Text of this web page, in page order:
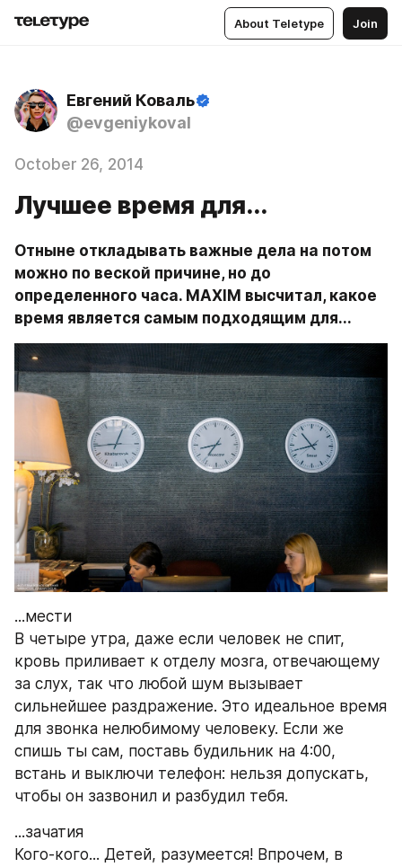
About Teletype Join
Евгений Коваль
@evgeniykoval
October 26, 2014
Лучшее время для...
Отныне откладывать важные дела на потом
можно по веской причине, но до
определенного часа. MAXIM высчитал, какое
время является самым подходящим для...
...мести
В четыре утра, даже если человек не спит,
кровь приливает к отделу мозга, отвечающему
за слух, так что любой шум вызывает
сильнейшее раздражение. Это идеальное время
для звонка нелюбимому человеку. Если же
спишь ты сам, поставь будильник на 4:00,
встань и выключи телефон: нельзя допускать,
чтобы он зазвонил и разбудил тебя.
...зачатия
Кого-кого... Детей, разумеется! Впрочем, в